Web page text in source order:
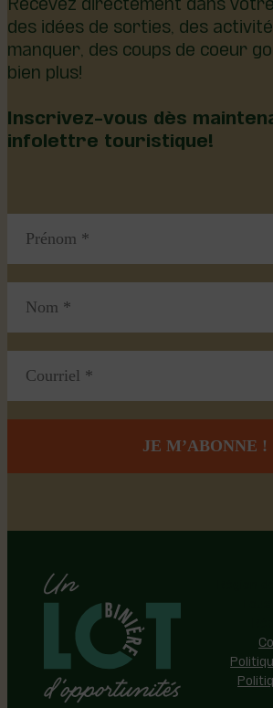
des idées de sorties, des
manquer, des coups de coeur
bien plus!
Inscrivez-vous dès
infolettre touristique!